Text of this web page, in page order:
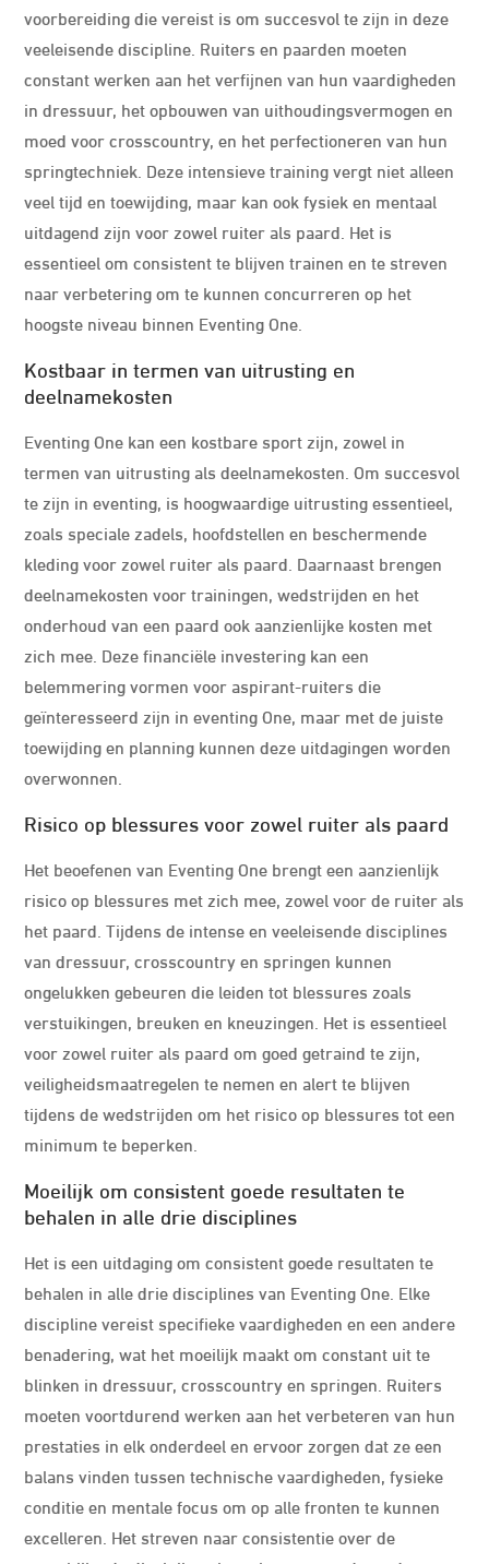
voorbereiding die vereist is om succesvol te zijn in deze
veeleisende discipline. Ruiters en paarden moeten
constant werken aan het verfijnen van hun vaardigheden
in dressuur, het opbouwen van uithoudingsvermogen en
moed voor crosscountry, en het perfectioneren van hun
springtechniek. Deze intensieve training vergt niet alleen
veel tijd en toewijding, maar kan ook fysiek en mentaal
uitdagend zijn voor zowel ruiter als paard. Het is
essentieel om consistent te blijven trainen en te streven
naar verbetering om te kunnen concurreren op het
hoogste niveau binnen Eventing One.
Kostbaar in termen van uitrusting en
deelnamekosten
Eventing One kan een kostbare sport zijn, zowel in
termen van uitrusting als deelnamekosten. Om succesvol
te zijn in eventing, is hoogwaardige uitrusting essentieel,
zoals speciale zadels, hoofdstellen en beschermende
kleding voor zowel ruiter als paard. Daarnaast brengen
deelnamekosten voor trainingen, wedstrijden en het
onderhoud van een paard ook aanzienlijke kosten met
zich mee. Deze financiële investering kan een
belemmering vormen voor aspirant-ruiters die
geïnteresseerd zijn in eventing One, maar met de juiste
toewijding en planning kunnen deze uitdagingen worden
overwonnen.
Risico op blessures voor zowel ruiter als paard
Het beoefenen van Eventing One brengt een aanzienlijk
risico op blessures met zich mee, zowel voor de ruiter als
het paard. Tijdens de intense en veeleisende disciplines
van dressuur, crosscountry en springen kunnen
ongelukken gebeuren die leiden tot blessures zoals
verstuikingen, breuken en kneuzingen. Het is essentieel
voor zowel ruiter als paard om goed getraind te zijn,
veiligheidsmaatregelen te nemen en alert te blijven
tijdens de wedstrijden om het risico op blessures tot een
minimum te beperken.
Moeilijk om consistent goede resultaten te
behalen in alle drie disciplines
Het is een uitdaging om consistent goede resultaten te
behalen in alle drie disciplines van Eventing One. Elke
discipline vereist specifieke vaardigheden en een andere
benadering, wat het moeilijk maakt om constant uit te
blinken in dressuur, crosscountry en springen. Ruiters
moeten voortdurend werken aan het verbeteren van hun
prestaties in elk onderdeel en ervoor zorgen dat ze een
balans vinden tussen technische vaardigheden, fysieke
conditie en mentale focus om op alle fronten te kunnen
excelleren. Het streven naar consistentie over de